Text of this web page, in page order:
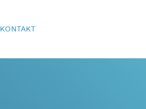
KONTAKT